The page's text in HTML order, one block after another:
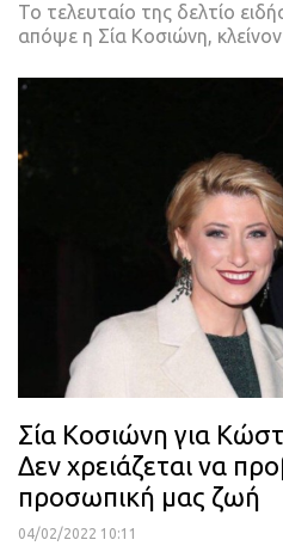
Το τελευταίο της δελτίο
απόψε η Σία Κοσιώνη,
Σία Κοσιώνη για
Δεν χρειάζεται να
προσωπική μας ζωή
04/02/2022 10:11